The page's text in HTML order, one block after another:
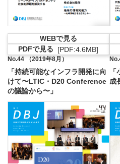
WEBで見る
PDFで見る
[PDF:4.6MB]
PDFファイルが新
No.44 （2019年8月）
「持続可能なインフラ開発に向
けて〜LTIC・D20 Conference
の議論から〜」
成